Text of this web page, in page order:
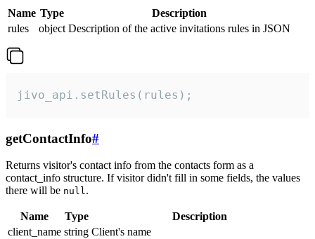
Name Type
Description
rules
object Description of the active invitations rules in JSON
jivo_api.setRules(rules);
getContactInfo#
Returns visitor's contact info from the contacts form as a
contact_info structure. If visitor didn't fill in some fields, the values
there will be null.
Name Type
Description
client_name string Client's name